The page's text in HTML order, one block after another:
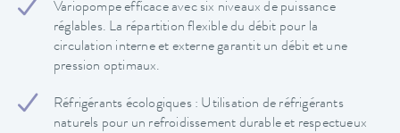
Variopompe efficace avec six niveaux de puissance
réglables. La répartition flexible du débit pour la
circulation interne et externe garantit un débit et une
pression optimaux.
Réfrigérants écologiques : Utilisation de réfrigérants
naturels pour un refroidissement durable et respectueux